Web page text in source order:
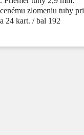
zlomeniu tuhy pri
24 kart. / bal 192